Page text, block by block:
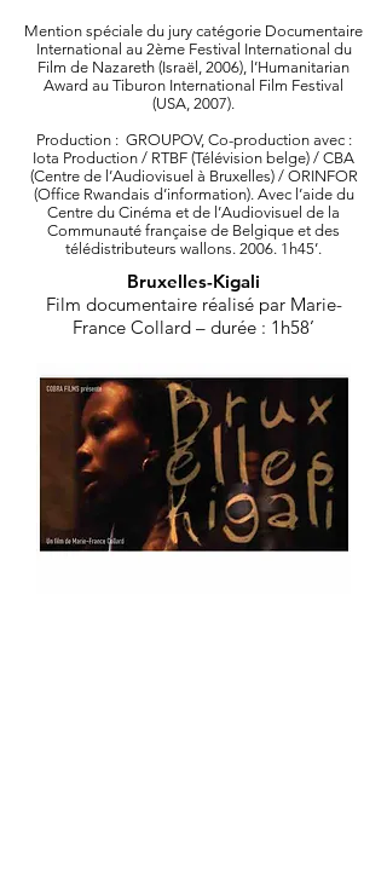
Mention spéciale du jury catégorie Documentaire
International au 2ème Festival International du
Film de Nazareth (Israël, 2006), l’Humanitarian
Award au Tiburon International Film Festival
(USA, 2007).
Production : GROUPOV, Co-production avec :
Iota Production / RTBF (Télévision belge) / CBA
(Centre de l’Audiovisuel à Bruxelles) / ORINFOR
(Office Rwandais d’information). Avec l’aide du
Centre du Cinéma et de l’Audiovisuel de la
Communauté française de Belgique et des
télédistributeurs wallons. 2006. 1h45’.
Bruxelles-Kigali
Film documentaire réalisé par Marie-
France Collard – durée : 1h58’